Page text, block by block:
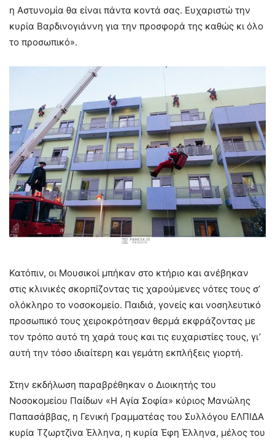
η Αστυνομία θα είναι πάντα κοντά σας. Ευχαριστώ την
κυρία Βαρδινογιάννη για την προσφορά της καθώς κι όλο
το προσωπικό».
Κατόπιν, οι Μουσικοί μπήκαν στο κτήριο και ανέβηκαν
στις κλινικές σκορπίζοντας τις χαρούμενες νότες τους σ’
ολόκληρο το νοσοκομείο. Παιδιά, γονείς και νοσηλευτικό
προσωπικό τους χειροκρότησαν θερμά εκφράζοντας με
τον τρόπο αυτό τη χαρά τους και τις ευχαριστίες τους, γι’
αυτή την τόσο ιδιαίτερη και γεμάτη εκπλήξεις γιορτή.
Στην εκδήλωση παραβρέθηκαν ο Διοικητής του
Νοσοκομείου Παίδων «Η Αγία Σοφία» κύριος Μανώλης
Παπασάββας, η Γενική Γραμματέας του Συλλόγου ΕΛΠΙΔΑ
κυρία Τζωρτζίνα Έλληνα, η κυρία Έφη Έλληνα, μέλος του